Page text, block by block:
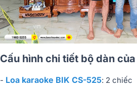
Cấu hình chi tiết bộ dàn
- Loa karaoke BIK CS-525: 2 chiếc